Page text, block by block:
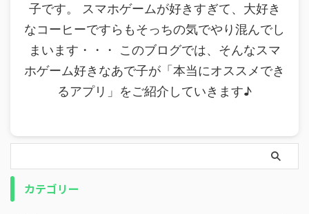
子です。 スマホゲームが好きすぎて、大好き
なコーヒーですらもそっちの気でやり混んでし
まいます・・・ このブログでは、そんなスマ
ホゲーム好きなあで子が「本当にオススメでき
るアプリ」をご紹介していきます♪
カテゴリー